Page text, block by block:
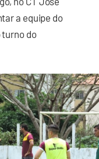
a equipe do
turno do